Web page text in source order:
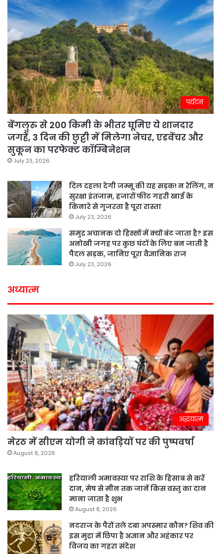
पर्यटन
बेंगलुरु से 200 किमी के भीतर घूमिए ये शानदार
जगहें, 3 दिन की छुट्टी में मिलेगा नेचर, एडवेंचर और
सुकून का परफेक्ट कॉम्बिनेशन
July 23, 2026
दिल दहला देगी जम्मू की यह सड़क! न रेलिंग, न
सुरक्षा इंतजाम, हजारों फीट गहरी खाई के
किनारे से गुजरता है पूरा रास्ता
July 23, 2026
समुद्र अचानक दो हिस्सों में क्यों बंट जाता है? इस
अनोखी जगह पर कुछ घंटों के लिए बन जाती है
पैदल सड़क, जानिए पूरा वैज्ञानिक राज
July 23, 2026
अध्यात्म
अद्धयात्म
मेरठ में सीएम योगी ने कांवड़ियों पर की पुष्पवर्षा
August 8, 2026
हरियाली अमावस्या पर राशि के हिसाब से करें
दान, मेष से मीन तक जानें किस वस्तु का दान
माना जाता है शुभ
August 8, 2026
नटराज के पैरों तले दबा अपस्मार कौन? शिव की
इस मुद्रा में छिपा है अज्ञान और अहंकार पर
विजय का गहरा संदेश